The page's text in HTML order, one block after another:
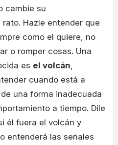
cambie su
Hazle entender que
como el quiere, no
o romper cosas. Una
es el volcán,
cuando está a
una forma inadecuada
a tiempo. Dile
él fuera el volcán y
entenderá las señales